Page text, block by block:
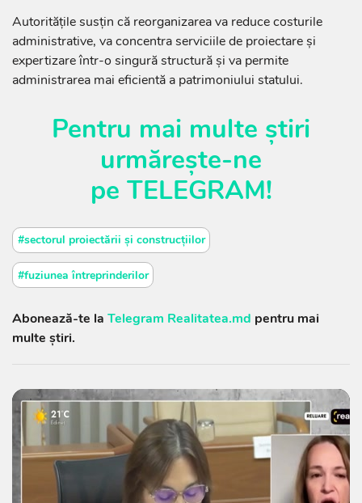
Autoritățile susțin că reorganizarea va reduce costurile
administrative, va concentra serviciile de proiectare și
expertizare într-o singură structură și va permite
administrarea mai eficientă a patrimoniului statului.
Pentru mai multe știri
urmărește-ne
pe TELEGRAM!
#sectorul proiectării și construcțiilor
#fuziunea întreprinderilor
Abonează-te la Telegram Realitatea.md pentru mai
multe știri.